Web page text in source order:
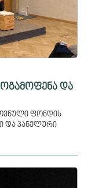
და
ფონდის
და პანელური